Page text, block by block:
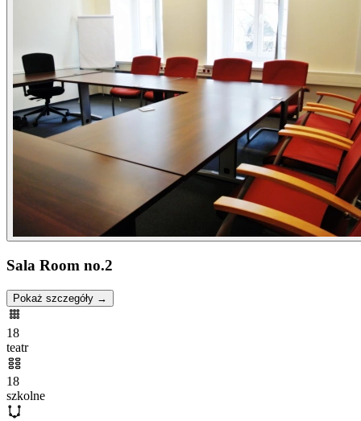
Sala Room no.2
Pokaż szczegóły →
18
teatr
18
szkolne